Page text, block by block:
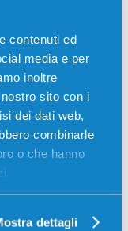
contenuti ed
media e per
inoltre
sito con i
dei dati web,
combinarle
o che hanno
dettagli
6000
P216